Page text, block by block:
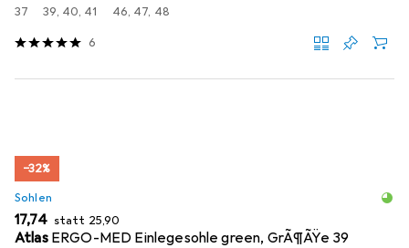
37 39, 40, 41 46, 47, 48
6
−32%
Sohlen
EUR
17,74 statt EUR
25,90
Atlas ERGO-MED Einlegesohle green, GrÃ¶ÃŸe 39